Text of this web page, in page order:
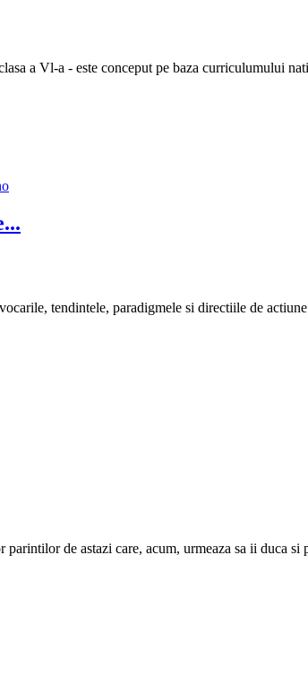
a Vl-a - este conceput pe baza curriculumului
tendintele, paradigmele si directiile de
de astazi care, acum, urmeaza sa ii duca